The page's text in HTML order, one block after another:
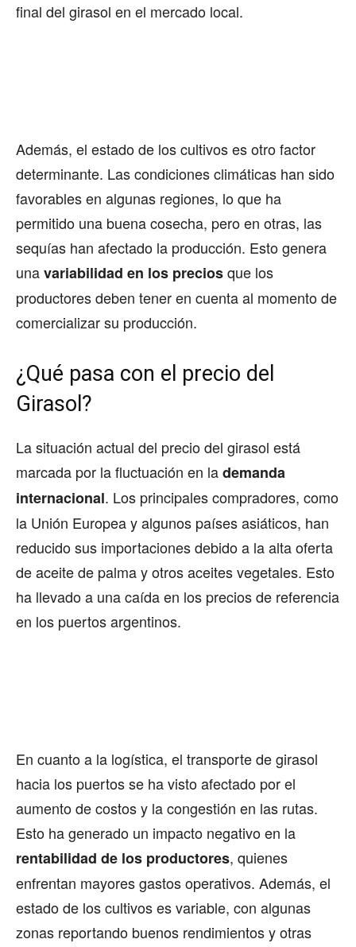
final del girasol en el mercado local.
Además, el estado de los cultivos es otro factor
determinante. Las condiciones climáticas han sido
favorables en algunas regiones, lo que ha
permitido una buena cosecha, pero en otras, las
sequías han afectado la producción. Esto genera
unavariabilidad en los preciosque los
productores deben tener en cuenta al momento de
comercializar su producción.
¿Qué pasa con el precio del
Girasol?
La situación actual del precio del girasol está
marcada por la fluctuación en lademanda
internacional. Los principales compradores, como
la Unión Europea y algunos países asiáticos, han
reducido sus importaciones debido a la alta oferta
de aceite de palma y otros aceites vegetales. Esto
ha llevado a una caída en los precios de referencia
en los puertos argentinos.
En cuanto a la logística, el transporte de girasol
hacia los puertos se ha visto afectado por el
aumento de costos y la congestión en las rutas.
Esto ha generado un impacto negativo en la
rentabilidad de los productores, quienes
enfrentan mayores gastos operativos. Además, el
estado de los cultivos es variable, con algunas
zonas reportando buenos rendimientos y otras